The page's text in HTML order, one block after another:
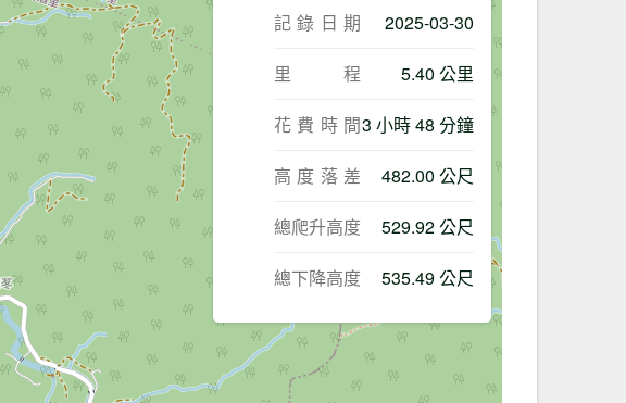
記錄日期 2025-03-30
里程 5.40 公里
花費時間3 小時 48 分鐘
高度落差 482.00 公尺
總爬升高度 529.92 公尺
總下降高度 535.49 公尺